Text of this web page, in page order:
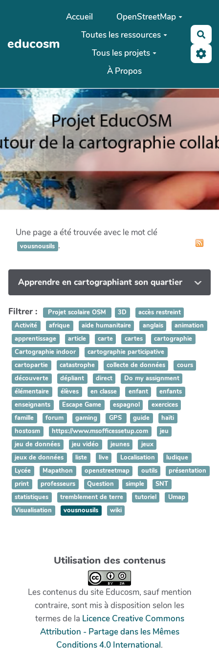
Aller au contenu principal
educosm
Accueil
OpenStreetMap
Toutes les ressources
Tous les projets
À Propos
Une page a été trouvée avec le mot clé
vousnousils .
Apprendre en cartographiant son quartier
Filtrer : Projet scolaire OSM 3D
accès restreint
Activité
afrique aide humanitaire anglais
animation
apprentissage
article carte cartes
cartographie
Cartographie indoor
cartographie participative
cartopartie
catastrophe collecte de données
cours
découverte
dépliant direct
Do my assignment
élémentaire
élèves en classe enfant
enfants
enseignants
Escape Game espagnol
exercices
famille
forum gaming GPS guide
haïti
hostosm
https://www.msofficessetup.com
jeu
jeu de données
jeu vidéo jeunes
jeux
jeux de données
liste live Localisation
ludique
Lycée
Mapathon openstreetmap outils
présentation
print
professeurs Question simple
SNT
statistiques
tremblement de terre tutoriel
Umap
Visualisation
vousnousils wiki
Utilisation des contenus
Les contenus du site Educosm, sauf mention
contraire, sont mis à disposition selon les
termes de la Licence Creative Commons
Attribution - Partage dans les Mêmes
Conditions 4.0 International.